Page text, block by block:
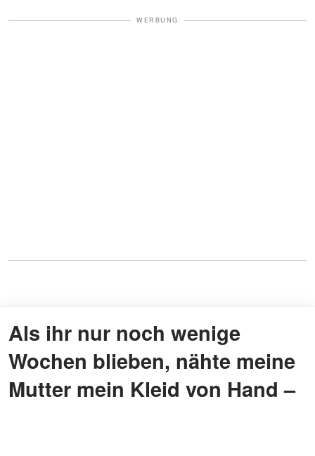
WERBUNG
Als ihr nur noch wenige
Wochen blieben, nähte meine
Mutter mein Kleid von Hand –